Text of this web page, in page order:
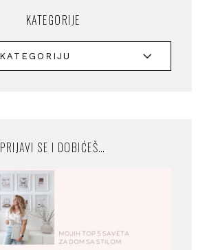
KATEGORIJE
PRIJAVI SE I DOBIĆEŠ…